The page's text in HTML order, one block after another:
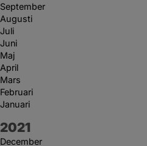
September
Augusti
Juli
Juni
Maj
April
Mars
Februari
Januari
År:
2021
December